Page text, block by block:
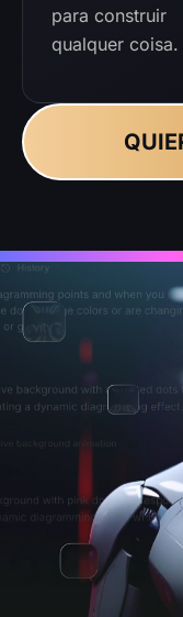
para construir
qualquer coisa.